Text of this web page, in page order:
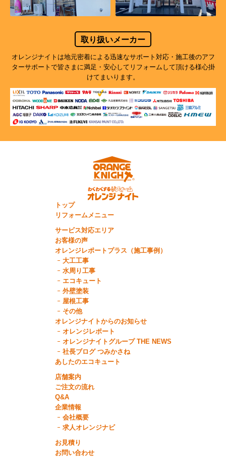
取り扱いメーカー
オレンジナイトは地元密着による迅速なサポート対応・施工後のアフ
ターサポートで皆さまに満足・安心してリフォームして頂ける様心掛
けてまいります。
トップ
リフォームメニュー
サービス対応エリア
お客様の声
オレンジレポートプラス（施工事例）
大工工事
水周り工事
エコキュート
外壁塗装
屋根工事
その他
オレンジナイトからのお知らせ
オレンジレポート
オレンジナイトグループ THE NEWS
社長ブログ つみかさね
あしたのエコキュート
店舗案内
ご注文の流れ
Q&A
企業情報
会社概要
求人オレンジナビ
お見積り
お問い合わせ